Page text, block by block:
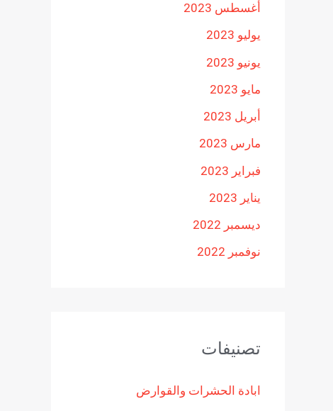
أغسطس 2023
يوليو 2023
يونيو 2023
مايو 2023
أبريل 2023
مارس 2023
فبراير 2023
يناير 2023
ديسمبر 2022
نوفمبر 2022
تصنيفات
ابادة الحشرات والقوارض